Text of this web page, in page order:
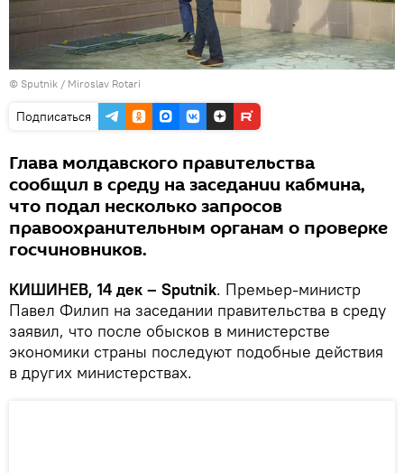
© Sputnik / Miroslav Rotari
Подписаться
Глава молдавского правительства
сообщил в среду на заседании кабмина,
что подал несколько запросов
правоохранительным органам о проверке
госчиновников.
КИШИНЕВ, 14 дек – Sputnik. Премьер-министр
Павел Филип на заседании правительства в среду
заявил, что после обысков в министерстве
экономики страны последуют подобные действия
в других министерствах.